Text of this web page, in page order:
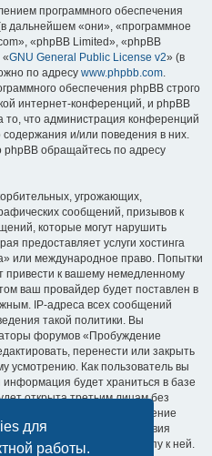
для
работы.
программного обеспечения
дальнейшем «они», «программное
«phpBB Limited», «phpBB
«GNU General Public License v2» (в
по адресу www.phpbb.com.
обеспечения phpBB строго
интернет-конференций, и phpBB
то, что администрация конференций
содержания и/или поведения в них.
обращайтесь по адресу
угрожающих,
сообщений, призывов к
которые могут нарушить
предоставляет услуги хостинга
или международное право. Попытки
привести к вашему немедленному
ваш провайдер будет поставлен в
IP-адреса всех сообщений
такой политики. Вы
форумов «Пробуждение
перенести или закрыть
усмотрению. Как пользователь вы
будет храниться в базе
открыта третьим лицам без
конференции «Пробуждение
ответственна за действия
доступу к ней.